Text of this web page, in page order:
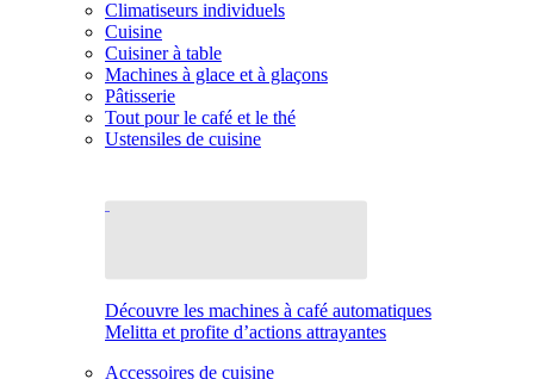
Climatiseurs individuels
Cuisine
Cuisiner à table
Machines à glace et à glaçons
Pâtisserie
Tout pour le café et le thé
Ustensiles de cuisine
Découvre les machines à café automatiques
Melitta et profite d’actions attrayantes
Accessoires de cuisine